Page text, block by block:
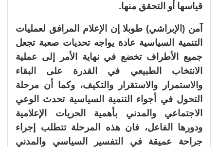
قياسها أو التحقق منها.
آمن (الإبراشي) طوبلا إن الإعلام المرافق لعمليات
التنمية السياسية عادة يواجه تحديات صعبة تجعل
جميع الأطراف تخضع في نهاية الأمر إلى عملية
الانتخاب الطبيعي في القدرة على البقاء
والاستمرار والاستقرار والتكيف، وكما أن مرحلة
التحول في أجواء التنمية السياسية تحدث الوعي
الاجتماعي والمدني بأهمية الحريات الإعلامية
ودورها الفاعل، فان هذه المرحلة تتطلب إجراء
جراحة عميقة في التفسير السياسي والمدني